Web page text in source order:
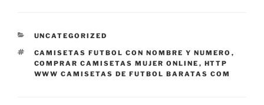
CATEGORÍAS
UNCATEGORIZED
ETIQUETAS
CAMISETAS FUTBOL CON NOMBRE Y NUMERO ,
COMPRAR CAMISETAS MUJER ONLINE , HTTP
WWW CAMISETAS DE FUTBOL BARATAS COM